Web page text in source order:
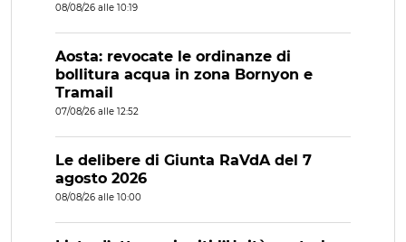
08/08/26 alle 10:19
Aosta: revocate le ordinanze di
bollitura acqua in zona Bornyon e
Tramail
07/08/26 alle 12:52
Le delibere di Giunta RaVdA del 7
agosto 2026
08/08/26 alle 10:00